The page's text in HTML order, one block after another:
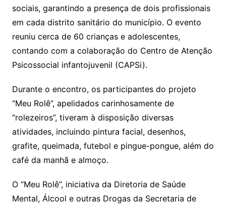
sociais, garantindo a presença de dois profissionais
em cada distrito sanitário do município. O evento
reuniu cerca de 60 crianças e adolescentes,
contando com a colaboração do Centro de Atenção
Psicossocial infantojuvenil (CAPSi).
Durante o encontro, os participantes do projeto
“Meu Rolê”, apelidados carinhosamente de
“rolezeiros”, tiveram à disposição diversas
atividades, incluindo pintura facial, desenhos,
grafite, queimada, futebol e pingue-pongue, além do
café da manhã e almoço.
O “Meu Rolê”, iniciativa da Diretoria de Saúde
Mental, Álcool e outras Drogas da Secretaria de